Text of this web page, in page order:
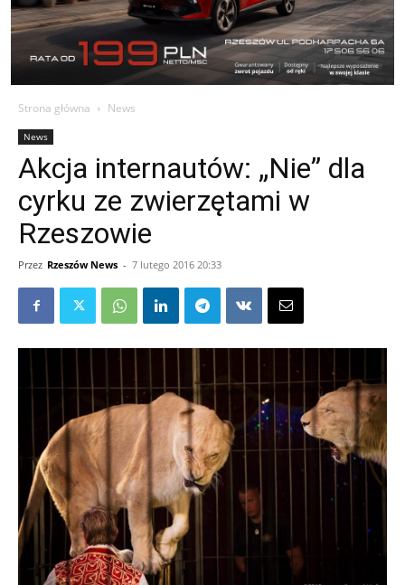
Strona główna News
News
Akcja internautów: „Nie” dla
cyrku ze zwierzętami w
Rzeszowie
Przez Rzeszów News - 7 lutego 2016 20:33